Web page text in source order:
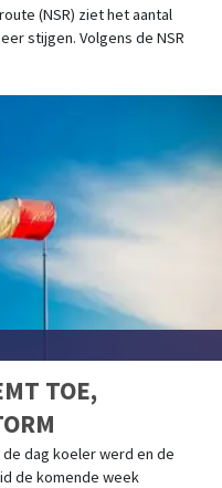
(NSR) ziet het aantal
stijgen. Volgens de NSR
TOE,
de dag koeler werd en de
de komende week